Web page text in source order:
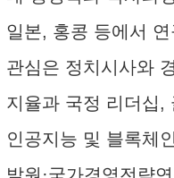
일본, 홍콩 등에서
관심은 정치시사와
지율과 국정 리더십,
인공지능 및 블록체